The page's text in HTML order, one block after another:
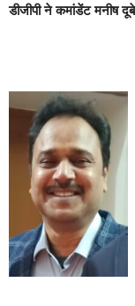
डीजीपी ने कमांडेंट मनीष